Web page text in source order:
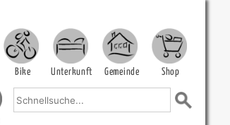
Bike Unterkunft Gemeinde Shop